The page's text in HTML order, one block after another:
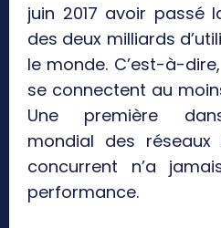
juin 2017 avoir passé
des deux milliards
le monde. C’est-à-
se connectent au
Une première
mondial des
concurrent n’a
performance.